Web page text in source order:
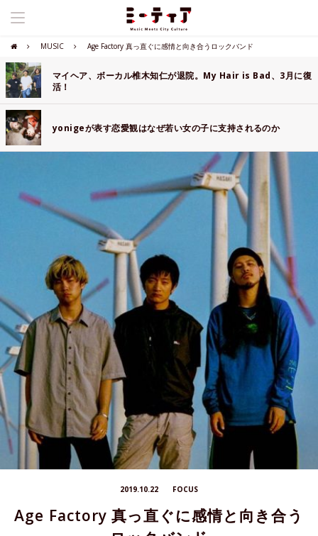
MUSIC Age Factory 真っ直ぐに感情と向き合うロックバンド
マイヘア、ボーカル椎木知仁が退院。My Hair is Bad、3月に復
活！
yonigeが表す恋愛観はなぜ若い女の子に支持されるのか
2019.10.22 FOCUS
Age Factory 真っ直ぐに感情と向き合う